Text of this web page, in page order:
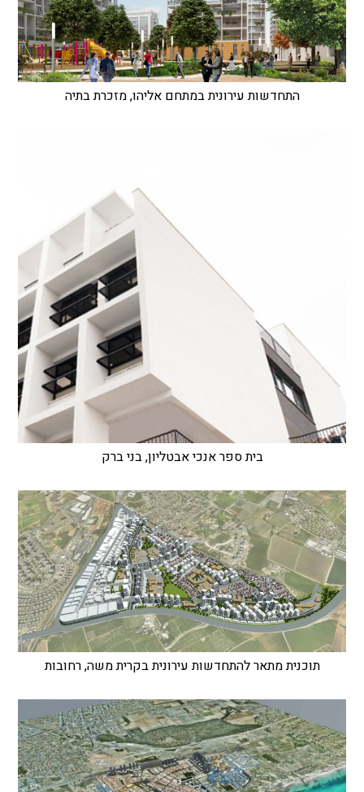
התחדשות עירונית במתחם אליהו, מזכרת בתיה
בית ספר אנכי אבטליון, בני ברק
תוכנית מתאר להתחדשות עירונית בקרית משה, רחובות